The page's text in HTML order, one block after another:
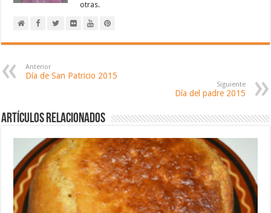
otras.
Anterior
Día de San Patricio 2015
Siguiente
Día del padre 2015
Artículos relacionados